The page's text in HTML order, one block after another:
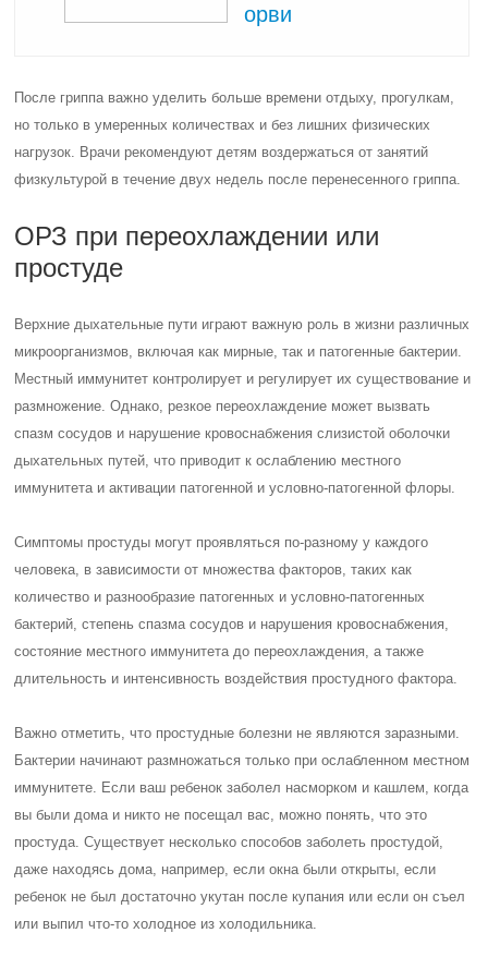
орви
После гриппа важно уделить больше времени отдыху, прогулкам,
но только в умеренных количествах и без лишних физических
нагрузок. Врачи рекомендуют детям воздержаться от занятий
физкультурой в течение двух недель после перенесенного гриппа.
ОРЗ при переохлаждении или
простуде
Верхние дыхательные пути играют важную роль в жизни различных
микроорганизмов, включая как мирные, так и патогенные бактерии.
Местный иммунитет контролирует и регулирует их существование и
размножение. Однако, резкое переохлаждение может вызвать
спазм сосудов и нарушение кровоснабжения слизистой оболочки
дыхательных путей, что приводит к ослаблению местного
иммунитета и активации патогенной и условно-патогенной флоры.
Симптомы простуды могут проявляться по-разному у каждого
человека, в зависимости от множества факторов, таких как
количество и разнообразие патогенных и условно-патогенных
бактерий, степень спазма сосудов и нарушения кровоснабжения,
состояние местного иммунитета до переохлаждения, а также
длительность и интенсивность воздействия простудного фактора.
Важно отметить, что простудные болезни не являются заразными.
Бактерии начинают размножаться только при ослабленном местном
иммунитете. Если ваш ребенок заболел насморком и кашлем, когда
вы были дома и никто не посещал вас, можно понять, что это
простуда. Существует несколько способов заболеть простудой,
даже находясь дома, например, если окна были открыты, если
ребенок не был достаточно укутан после купания или если он съел
или выпил что-то холодное из холодильника.